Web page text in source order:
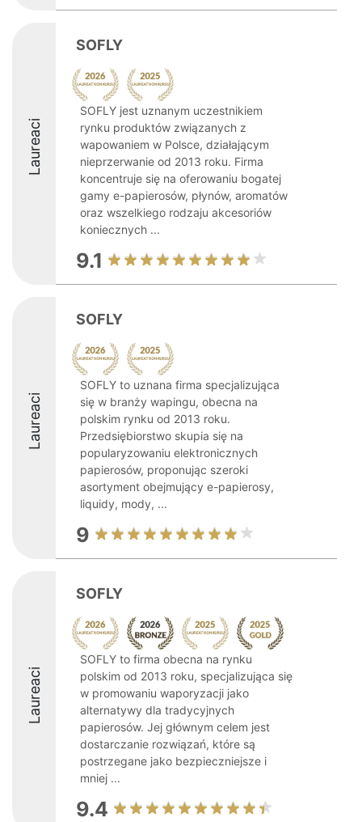
Laureaci
SOFLY
SOFLY jest uznanym uczestnikiem
rynku produktów związanych z
wapowaniem w Polsce, działającym
nieprzerwanie od 2013 roku. Firma
koncentruje się na oferowaniu bogatej
gamy e-papierosów, płynów, aromatów
oraz wszelkiego rodzaju akcesoriów
koniecznych ...
9.1
Laureaci
SOFLY
SOFLY to uznana firma specjalizująca
się w branży wapingu, obecna na
polskim rynku od 2013 roku.
Przedsiębiorstwo skupia się na
popularyzowaniu elektronicznych
papierosów, proponując szeroki
asortyment obejmujący e-papierosy,
liquidy, mody, ...
9
Laureaci
SOFLY
SOFLY to firma obecna na rynku
polskim od 2013 roku, specjalizująca się
w promowaniu waporyzacji jako
alternatywy dla tradycyjnych
papierosów. Jej głównym celem jest
dostarczanie rozwiązań, które są
postrzegane jako bezpieczniejsze i
mniej ...
9.4